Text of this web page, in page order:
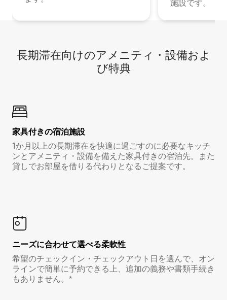
施設です。
長期滞在向け⁠のア⁠メ⁠ニ⁠テ⁠ィ⁠・設⁠備⁠およ
び特⁠典
家具付き⁠の宿⁠泊⁠施⁠設
1か月以上の長期滞在を快適に過ごすのに必要なキッチ
ンとアメニティ・設備を備えた家具付きの宿泊先。また
貸しでお部屋を借りる代わりとなるご提案です。
ニーズに合わせて選べる柔軟性
希望のチェックイン・チェックアウト日を選んで、オン
ラインで簡単に予約できる上、追加の義務や書類手続き
もありません。*